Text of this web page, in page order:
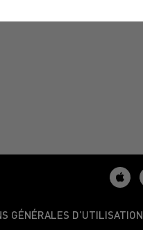
GÉNÉRALES D’UTILISATION